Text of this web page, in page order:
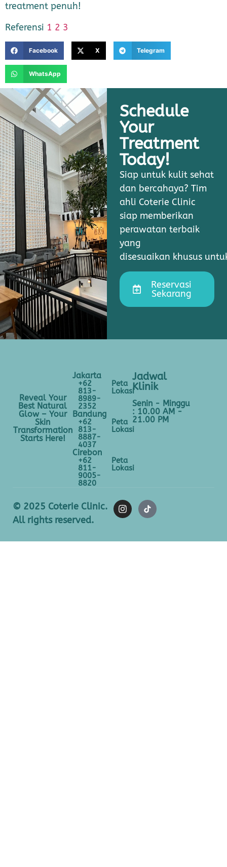
treatment penuh!
Referensi 1 2 3
Facebook X Telegram
WhatsApp
Schedule
Your
Treatment
Today!
Siap untuk kulit sehat
dan bercahaya? Tim
ahli Coterie Clinic
siap memberikan
perawatan terbaik
yang
disesuaikan khusus
Reservasi
Sekarang
Reveal Your
Best Natural
Glow – Your
Skin
Transformation
Starts Here!
Jakarta
+62
813-
8989-
2352
Peta
Lokasi
Bandung
+62
813-
8887-
4037
Peta
Lokasi
Cirebon
+62
811-
9005-
8820
Peta
Lokasi
Jadwal
Klinik
Senin - Minggu
: 10.00 AM -
21.00 PM
© 2025 Coterie Clinic.
All rights reserved.